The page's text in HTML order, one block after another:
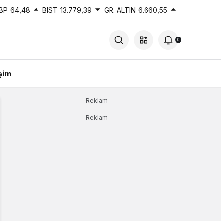
64,48 BIST 13.779,39 GR. ALTIN 6.660,55
0
Reklam
Reklam